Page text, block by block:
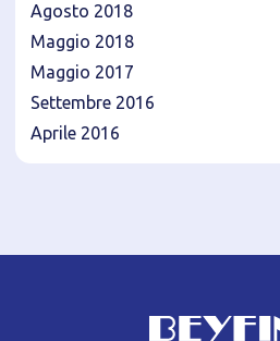
Agosto 2018
Maggio 2018
Maggio 2017
Settembre 2016
Aprile 2016